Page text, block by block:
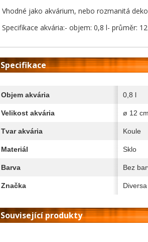
Vhodné jako akvárium, nebo rozmanitá
Specifikace akvária:- objem: 0,8 l- průměr:
Specifikace
Objem akvária 0,8 l
Velikost akvária ø 12 cm
Tvar akvária Koule
Materiál Sklo
Barva Bez
Značka Diversa
Související produkty